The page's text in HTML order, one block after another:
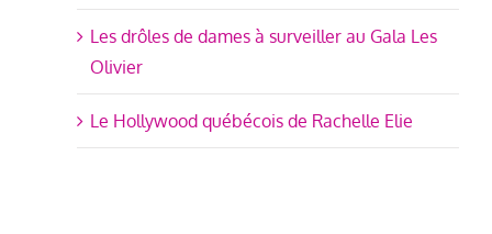
Les drôles de dames à surveiller au Gala Les
Olivier
Le Hollywood québécois de Rachelle Elie